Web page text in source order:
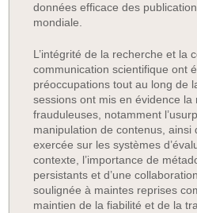
données efficace des
mondiale.
L’intégrité de la recherche et la
communication scientifique ont
préoccupations tout au long de
sessions ont mis en évidence
frauduleuses, notamment
manipulation de contenus, ainsi
exercée sur les systèmes
contexte, l’importance de
persistants et d’une
soulignée à maintes reprises
maintien de la fiabilité et de la